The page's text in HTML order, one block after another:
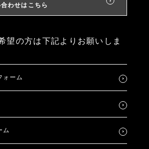
合わせはこちら
望の方は下記よりお願いしま
ォーム
ム